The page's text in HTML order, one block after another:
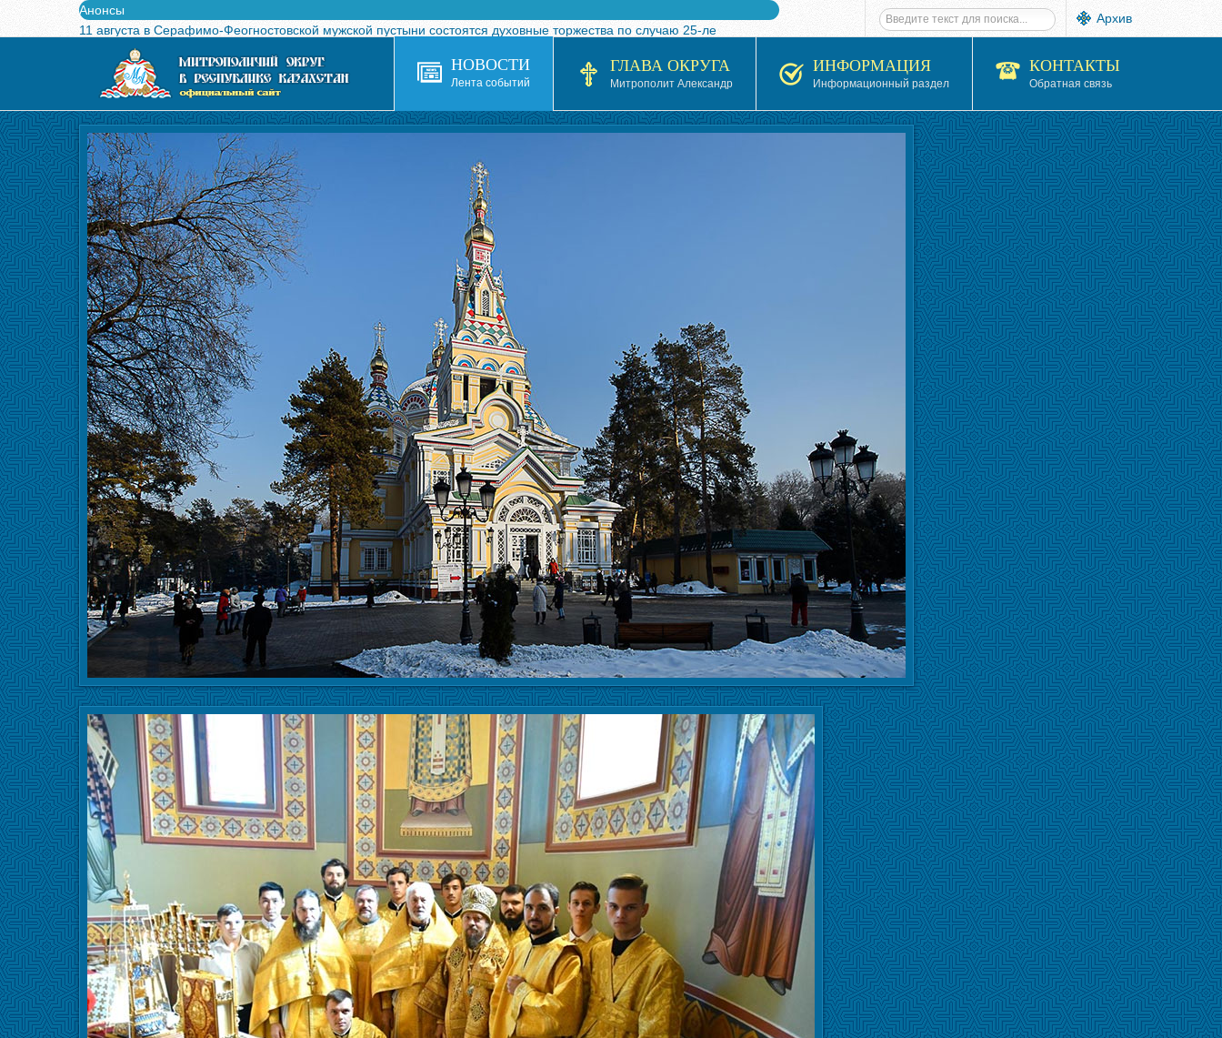
Анонсы
11 августа в Серафимо-Феогностовской мужской пустыни состоятся духовные торжества по случаю 25-ле
Выпущен в свет буклет о проведении Международного турнира по волейболу, посвященного 25-летию обр
Вышел в свет новый номер журнала «Свет Православия в Казахстане»
Вышла в свет монография «Управляющие Алма-Атинской епархией Русской Православной Церкви в 1927–19
Алма-Атинская духовная семинария объявляет прием документов на 2026-2027 учебный год
Архив
НОВОСТИ
Лента событий
ГЛАВА ОКРУГА
Митрополит Александр
ИНФОРМАЦИЯ
Информационный раздел
КОНТАКТЫ
Обратная связь